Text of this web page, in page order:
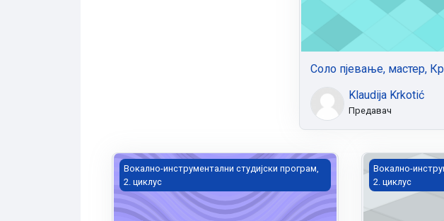
Соло пјевање, мастер,
Klaudija Krkotić
Предавач
Клавир, мастер, Јанчић
Вокално-инструментални студијски програм,
2. циклус
Клавир,
Вокално-
2. циклус